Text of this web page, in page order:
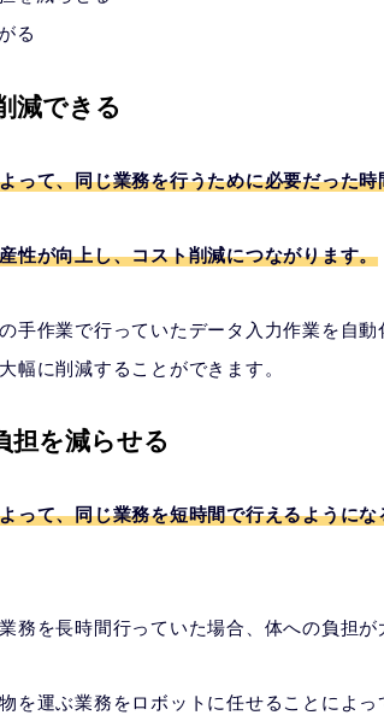
る
減できる
って、同じ業務を行うために必要だった
性が向上し、コスト削減につながります。
手作業で行っていたデータ入力作業を自
幅に削減することができます。
担を減らせる
って、同じ業務を短時間で行えるように
務を長時間行っていた場合、体への負担
を運ぶ業務をロボットに任せることによ